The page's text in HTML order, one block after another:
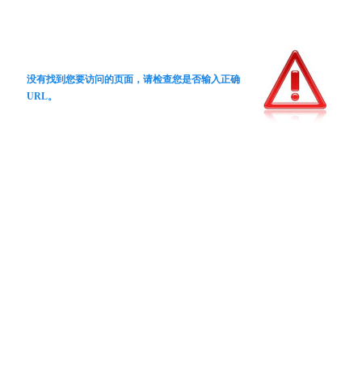
没有找到您要访问的页面，请检查您是否输入正确
URL。